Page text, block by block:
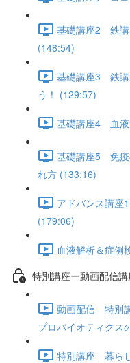
基礎講座2 鉄講
(148:54)
基礎講座3 鉄講
う！ (129:57)
基礎講座4 血
基礎講座5 免疫
れ方 (133:16)
アドバンス講
(179:06)
血液解析＆症例
特別講座ー動画配信講
動画配信 特別
プロバイオティクス
特別講座 暮ら